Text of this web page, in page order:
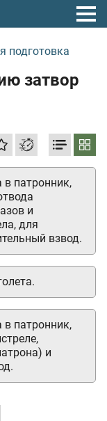
подготовка
затвор
в патронник,
и
для
взвод.
в патронник,
и